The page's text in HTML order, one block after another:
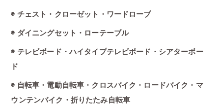
◉ チェスト・クローゼット・ワードローブ
◉ ダイニングセット・ローテーブル
◉ テレビボード・ハイタイプテレビボード・シアターボー
ド
◉ 自転車・電動自転車・クロスバイク・ロードバイク・マ
ウンテンバイク・折りたたみ自転車